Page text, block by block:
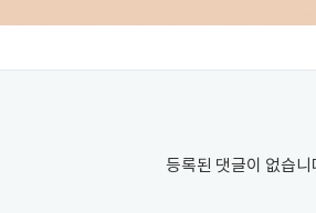
등록된 댓글이 없습니